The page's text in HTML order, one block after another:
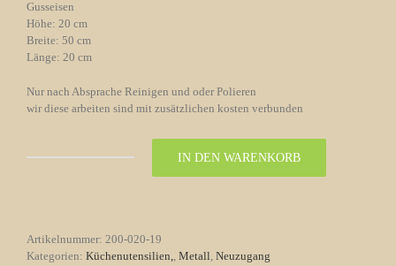
Gusseisen
Höhe: 20 cm
Breite: 50 cm
Länge: 20 cm
Nur nach Absprache Reinigen und oder Polieren
wir diese arbeiten sind mit zusätzlichen kosten verbunden
Waage/Küchenwaage
IN DEN WARENKORB
Artikelnummer: 200-020-19
Kategorien: Küchenutensilien, Metall Neuzugang